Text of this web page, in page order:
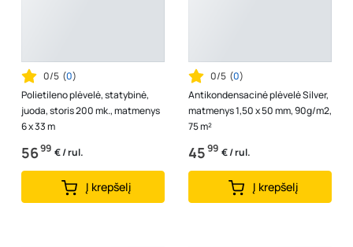
0/5 (0)
Polietileno plėvelė, statybinė,
juoda, storis 200 mk., matmenys
6 x 33 m
5699 € / rul.
Į krepšelį
0/5 (0)
Antikondensacinė plėvelė Silver,
matmenys 1,50 x 50 mm, 90g/m2,
75 m²
4599 € / rul.
Į krepšelį